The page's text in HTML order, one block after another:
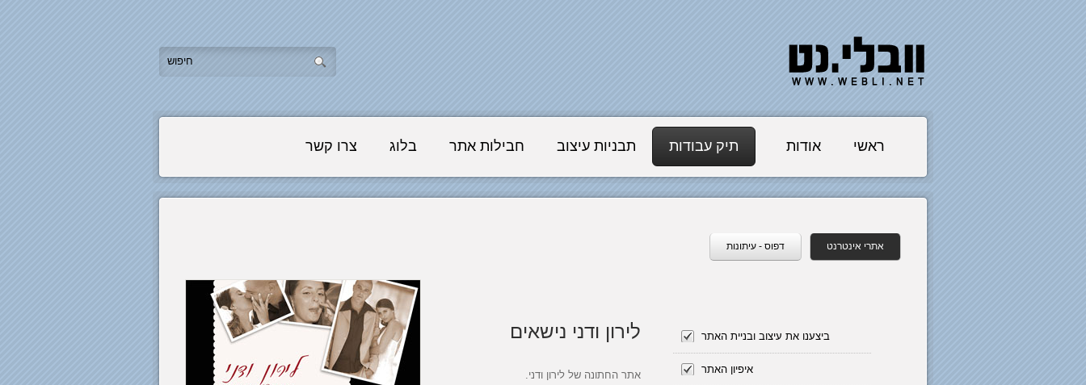
ראשי אודות תיק עבודות תבניות עיצוב חבילות אתר בלוג צרו קשר
דפוס - עיתונות אתרי אינטרנט
לירון ודני נישאים
אתר החתונה של לירון ודני.
ביצענו את עיצוב ובניית האתר
איפיון האתר